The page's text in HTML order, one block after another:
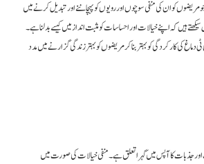
مریضوں کو ان کی منفی سوچوں اور رویوں کو پہچاننے اور تبدیل کرنے میں
ہیں کہ اپنے خیالات اور احساسات کو مثبت انداز میں کیسے بدلنا ہے۔
کی کارکردگی کو بہتر بنا کر مریضوں کو بہتر زندگی گزارنے میں مدد
جذبات کا آپس میں گہرا تعلق ہے۔ منفی خیالات کی صورت میں